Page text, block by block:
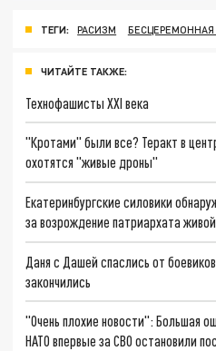
ТЕГИ: РАСИЗМ БЕСЦЕРЕМОННАЯ
ЧИТАЙТЕ ТАКЖЕ:
Технофашисты XXI века
"Кротами" были все? Теракт в
охотятся "живые дроны"
Екатеринбургские силовики
за возрождение патриархата живой
Даня с Дашей спаслись от
закончились
"Очень плохие новости": Большая
НАТО впервые за СВО остановили